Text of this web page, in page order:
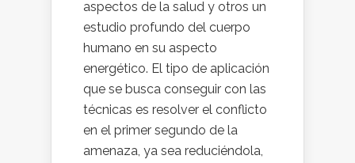
aspectos de la salud y otros un
estudio profundo del cuerpo
humano en su aspecto
energético. El tipo de aplicación
que se busca conseguir con las
técnicas es resolver el conflicto
en el primer segundo de la
amenaza, ya sea reduciéndola,